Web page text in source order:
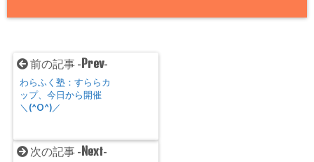
前の記事 - Prev-
わらふく塾：すららカ
ップ、今日から開催
＼(^O^)／
次の記事 - Next-